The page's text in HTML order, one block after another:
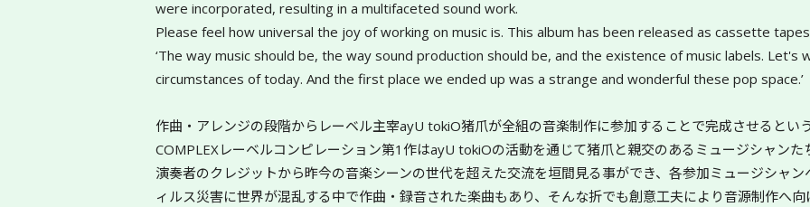
were incorporated, resulting in a multifaceted sound work.
Please feel how universal the joy of working on music is. This album has been released as cassette
‘The way music should be, the way sound production should be, and the existence of music labels.
circumstances of today. And the first place we ended up was a strange and wonderful these pop space.’
作曲・アレンジの段階からレーベル主宰ayU tokiO猪爪が全組の音楽制作に参加することで完成させるとい
COMPLEXレーベルコンピレーション第1作はayU tokiOの活動を通じて猪爪と親交のあるミュージシャン
演奏者のクレジットから昨今の音楽シーンの世代を超えた交流を垣間見る事ができ、各参加ミュージシャ
ィルス災害に世界が混乱する中で作曲・録音された楽曲もあり、そんな折でも創意工夫により音源制作へ